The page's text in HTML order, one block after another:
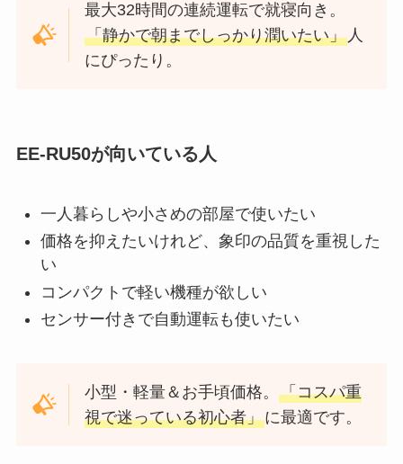
最大32時間の連続運転で就寝向き。
「静かで朝までしっかり潤いたい」 人
にぴったり。
EE-RU50が向いている人
一人暮らしや小さめの部屋で使いたい
価格を抑えたいけれど、象印の品質を重視した
い
コンパクトで軽い機種が欲しい
センサー付きで自動運転も使いたい
小型・軽量＆お手頃価格。「コスパ重
視で迷っている初心者」に最適です。